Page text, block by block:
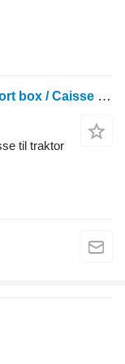
Metal-Technik Transportbox / Transport box / Caisse de transport 2 m
til traktor